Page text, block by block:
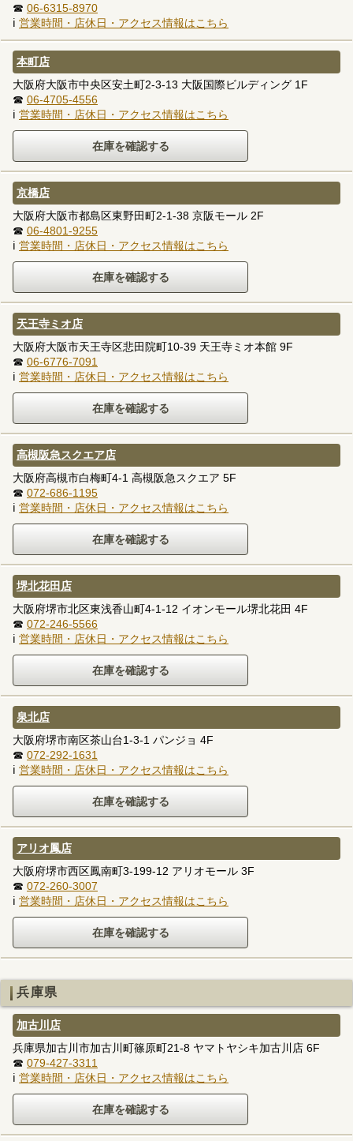
☎ 06-6315-8970
ℹ 営業時間・店休日・アクセス情報はこちら
本町店
大阪府大阪市中央区安土町2-3-13 大阪国際ビルディング 1F
☎ 06-4705-4556
ℹ 営業時間・店休日・アクセス情報はこちら
京橋店
大阪府大阪市都島区東野田町2-1-38 京阪モール 2F
☎ 06-4801-9255
ℹ 営業時間・店休日・アクセス情報はこちら
天王寺ミオ店
大阪府大阪市天王寺区悲田院町10-39 天王寺ミオ本館 9F
☎ 06-6776-7091
ℹ 営業時間・店休日・アクセス情報はこちら
高槻阪急スクエア店
大阪府高槻市白梅町4-1 高槻阪急スクエア 5F
☎ 072-686-1195
ℹ 営業時間・店休日・アクセス情報はこちら
堺北花田店
大阪府堺市北区東浅香山町4-1-12 イオンモール堺北花田 4F
☎ 072-246-5566
ℹ 営業時間・店休日・アクセス情報はこちら
泉北店
大阪府堺市南区茶山台1-3-1 パンジョ 4F
☎ 072-292-1631
ℹ 営業時間・店休日・アクセス情報はこちら
アリオ鳳店
大阪府堺市西区鳳南町3-199-12 アリオモール 3F
☎ 072-260-3007
ℹ 営業時間・店休日・アクセス情報はこちら
兵庫県
加古川店
兵庫県加古川市加古川町篠原町21-8 ヤマトヤシキ加古川店 6F
☎ 079-427-3311
ℹ 営業時間・店休日・アクセス情報はこちら